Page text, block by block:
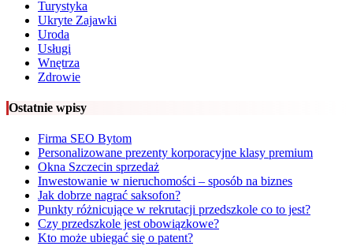
Turystyka
Ukryte Zajawki
Uroda
Usługi
Wnętrza
Zdrowie
Ostatnie wpisy
Firma SEO Bytom
Personalizowane prezenty korporacyjne klasy premium
Okna Szczecin sprzedaż
Inwestowanie w nieruchomości – sposób na biznes
Jak dobrze nagrać saksofon?
Punkty różnicujące w rekrutacji przedszkole co to jest?
Czy przedszkole jest obowiązkowe?
Kto może ubiegać się o patent?